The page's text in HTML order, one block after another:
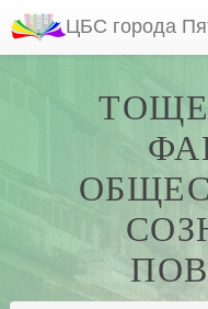
ЦБС города